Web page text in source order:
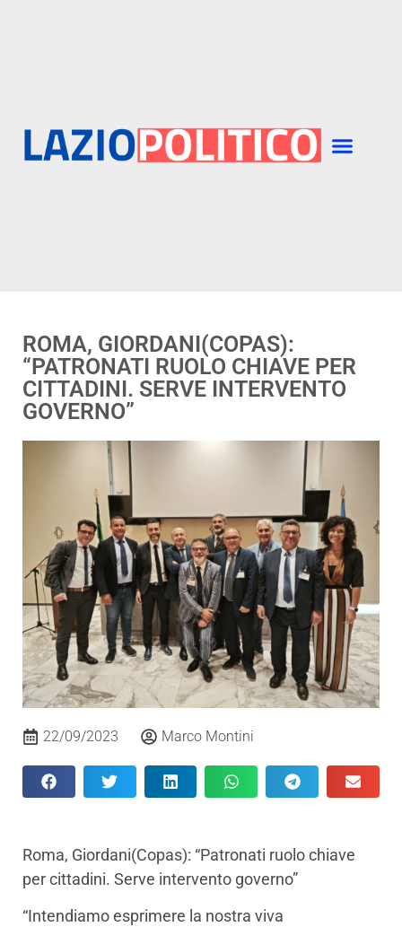
ROMA, GIORDANI(COPAS):
“PATRONATI RUOLO CHIAVE PER
CITTADINI. SERVE INTERVENTO
GOVERNO”
22/09/2023 Marco Montini
Roma, Giordani(Copas): “Patronati ruolo chiave
per cittadini. Serve intervento governo”
“Intendiamo esprimere la nostra viva